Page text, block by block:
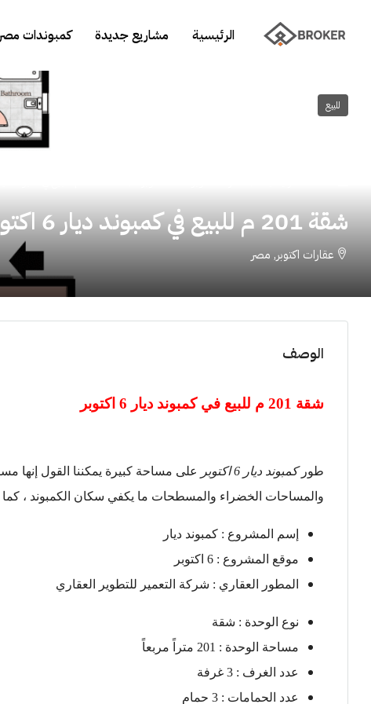
الرئيسية مشاريع جديدة كمبوندات
للبيع
شقة 201 م للبيع في كمبوند ديار 6 اكتوبر
عقارات اكتوبر, مصر
الوصف
شقة 201 م للبيع في كمبوند ديار 6 اكتوبر
طوركمبوند ديار 6 اكتوبر
على مساحة كبيرة يمكننا القول إنها
والمساحات الخضراء والمسطحات ما يكفي سكان الكمبوند ، كما
إسم المشروع : كمبوند ديار
موقع المشروع : 6 اكتوبر
المطور العقاري : شركة التعمير للتطوير العقاري
نوع الوحدة : شقة
مساحة الوحدة : 201 متراً مربعاً
عدد الغرف : 3 غرفة
عدد الحمامات : 3 حمام